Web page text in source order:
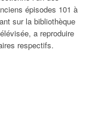
épisodes 101 à
sur la bibliothèque
a reproduire
respectifs.